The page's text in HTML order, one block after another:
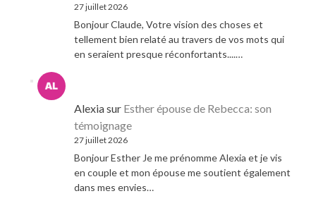
27 juillet 2026
Bonjour Claude, Votre vision des choses et
tellement bien relaté au travers de vos mots qui
en seraient presque réconfortants....…
Alexiasur Esther épouse de Rebecca: son
témoignage
27 juillet 2026
Bonjour Esther Je me prénomme Alexia et je vis
en couple et mon épouse me soutient également
dans mes envies…